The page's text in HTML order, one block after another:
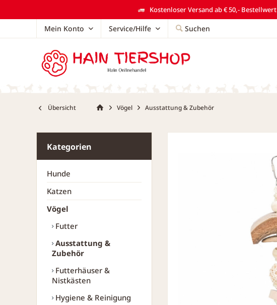
Kostenloser Versand ab € 50,- Bestellwert
Mein Konto Service/Hilfe Suchen
Übersicht Vögel Ausstattung & Zubehör
Kategorien
Hunde
Katzen
Vögel
Futter
Ausstattung &
Zubehör
Futterhäuser &
Nistkästen
Hygiene & Reinigung